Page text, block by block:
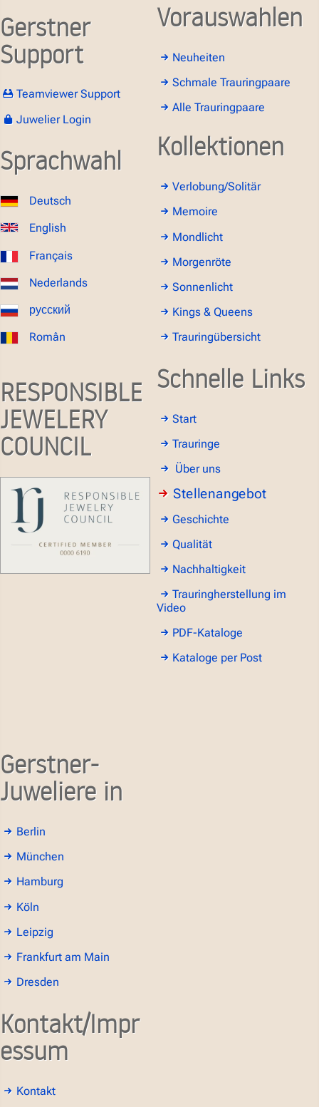
Gerstner
Support
Teamviewer Support
Juwelier Login
Sprachwahl
Deutsch
English
Français
Nederlands
русский
Român
RESPONSIBLE
JEWELERY
COUNCIL
Vorauswahlen
Neuheiten
Schmale Trauringpaare
Alle Trauringpaare
Kollektionen
Verlobung/Solitär
Memoire
Mondlicht
Morgenröte
Sonnenlicht
Kings & Queens
Trauringübersicht
Schnelle Links
Start
Trauringe
Über uns
Stellenangebot
Geschichte
Qualität
Nachhaltigkeit
Trauringherstellung im
Video
PDF-Kataloge
Kataloge per Post
Gerstner-
Juweliere in
Berlin
München
Hamburg
Köln
Leipzig
Frankfurt am Main
Dresden
Kontakt/Impr
essum
Kontakt